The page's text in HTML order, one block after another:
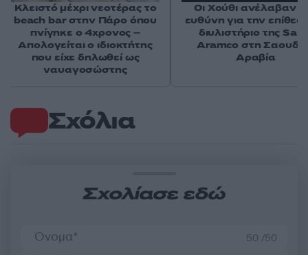
Σχόλια
Σχολίασε εδώ
50 /50
Κλειστό μέχρι νεοτέρας το
beach bar στην Πάρο όπου
πνίγηκε ο 4χρονος –
Απολογείται ο ιδιοκτήτης
που είχε δηλωθεί ως
ναυαγοσώστης
Οι Χούθι ανέλαβαν
ευθύνη για την
διυλιστήριο της
Aramco στη
Αραβία